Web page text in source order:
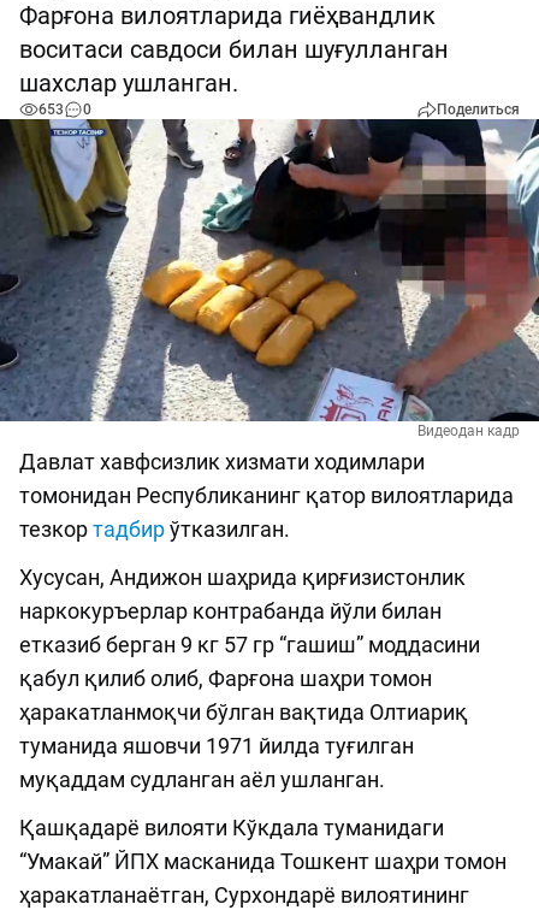
Фарғона вилоятларида гиёҳвандлик
воситаси савдоси билан шуғулланган
шахслар ушланган.
653 0 Поделиться
Видеодан кадр
Давлат хавфсизлик хизмати ходимлари
томонидан Республиканинг қатор вилоятларида
тезкортадбирўтказилган.
Хусусан, Андижон шаҳрида қирғизистонлик
наркокуръерлар контрабанда йўли билан
етказиб берган 9 кг 57 гр “гашиш” моддасини
қабул қилиб олиб, Фарғона шаҳри томон
ҳаракатланмоқчи бўлган вақтида Олтиариқ
туманида яшовчи 1971 йилда туғилган
муқаддам судланган аёл ушланган.
Қашқадарё вилояти Кўкдала туманидаги
“Умакай” ЙПХ масканида Тошкент шаҳри томон
ҳаракатланаётган, Сурхондарё вилоятининг